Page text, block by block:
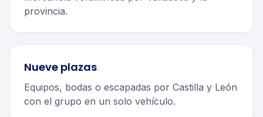
provincia.
Nueve plazas
Equipos, bodas o escapadas por Castilla y León
con el grupo en un solo vehículo.